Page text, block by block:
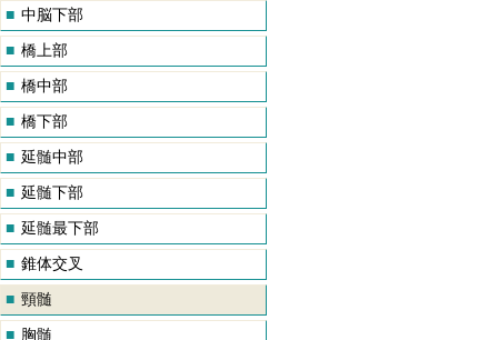
■ 中脳下部
■ 橋上部
■ 橋中部
■ 橋下部
■ 延髄中部
■ 延髄下部
■ 延髄最下部
■ 錐体交叉
■ 頸髄
■ 胸髄